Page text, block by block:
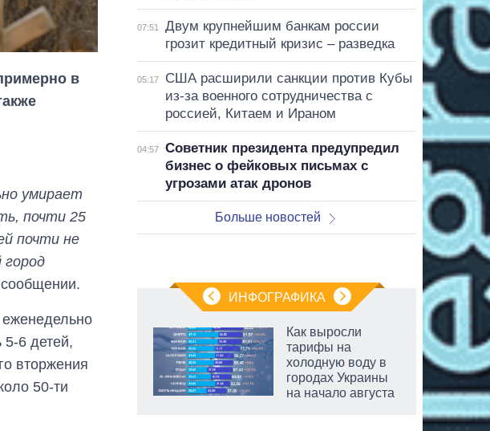
в
умирает
почти 25
почти не
сообщении.
6 детей,
вторжения
50-ти
07:51
Двум крупнейшим банкам россии
грозит кредитный кризис – разведка
05:17
США расширили санкции против Кубы
из-за военного сотрудничества с
россией, Китаем и Ираном
04:57
Советник президента предупредил
бизнес о фейковых письмах с
угрозами атак дронов
Больше новостей
ИНФОГРАФИКА
Сколько
картофеля
выращивали в
время большой
Как выросли
тарифы на
холодную воду в
городах Украины
на начало августа